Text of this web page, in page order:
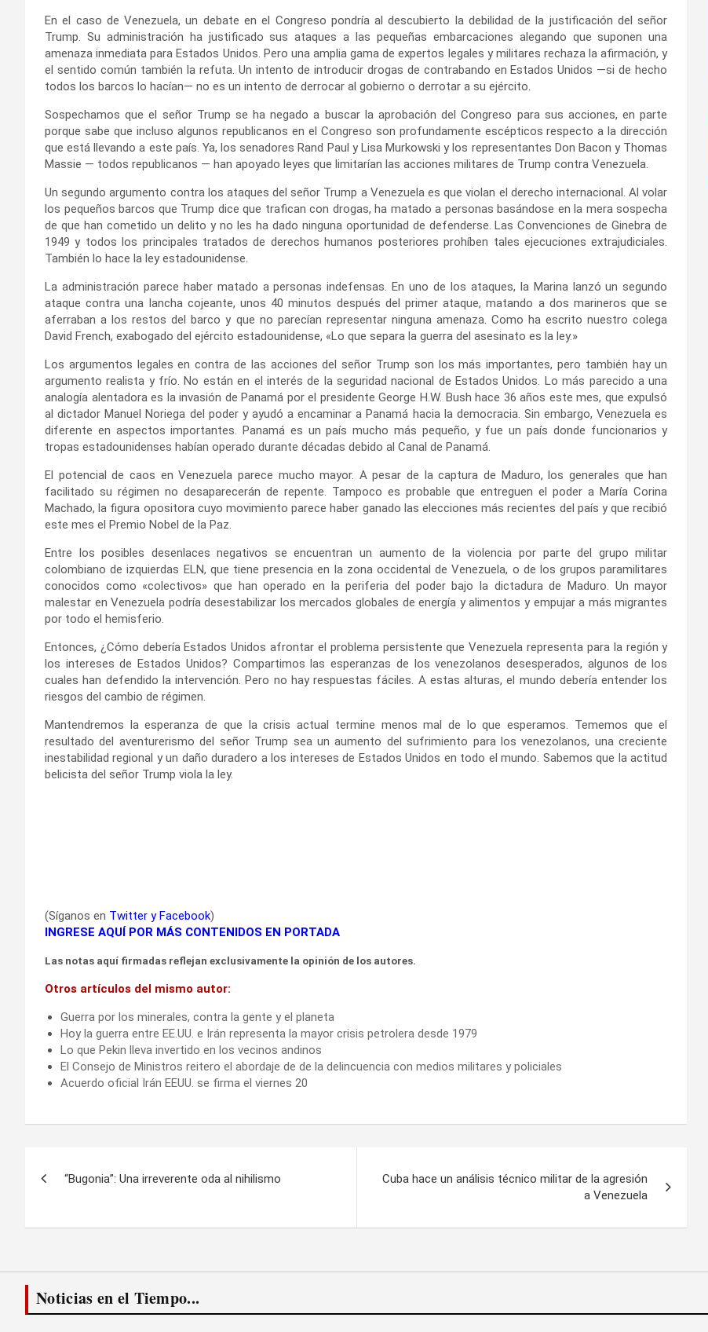
En el caso de Venezuela, un debate en el Congreso pondría al descubierto la debilidad de la justificación del señor
Trump. Su administración ha justificado sus ataques a las pequeñas embarcaciones alegando que suponen una
amenaza inmediata para Estados Unidos. Pero una amplia gama de expertos legales y militares rechaza la afirmación, y
el sentido común también la refuta. Un intento de introducir drogas de contrabando en Estados Unidos —si de hecho
todos los barcos lo hacían— no es un intento de derrocar al gobierno o derrotar a su ejército.
Sospechamos que el señor Trump se ha negado a buscar la aprobación del Congreso para sus acciones, en parte
porque sabe que incluso algunos republicanos en el Congreso son profundamente escépticos respecto a la dirección
que está llevando a este país. Ya, los senadores Rand Paul y Lisa Murkowski y los representantes Don Bacon y Thomas
Massie — todos republicanos — han apoyado leyes que limitarían las acciones militares de Trump contra Venezuela.
Un segundo argumento contra los ataques del señor Trump a Venezuela es que violan el derecho internacional. Al volar
los pequeños barcos que Trump dice que trafican con drogas, ha matado a personas basándose en la mera sospecha
de que han cometido un delito y no les ha dado ninguna oportunidad de defenderse. Las Convenciones de Ginebra de
1949 y todos los principales tratados de derechos humanos posteriores prohíben tales ejecuciones extrajudiciales.
También lo hace la ley estadounidense.
La administración parece haber matado a personas indefensas. En uno de los ataques, la Marina lanzó un segundo
ataque contra una lancha cojeante, unos 40 minutos después del primer ataque, matando a dos marineros que se
aferraban a los restos del barco y que no parecían representar ninguna amenaza. Como ha escrito nuestro colega
David French, exabogado del ejército estadounidense, «Lo que separa la guerra del asesinato es la ley.»
Los argumentos legales en contra de las acciones del señor Trump son los más importantes, pero también hay un
argumento realista y frío. No están en el interés de la seguridad nacional de Estados Unidos. Lo más parecido a una
analogía alentadora es la invasión de Panamá por el presidente George H.W. Bush hace 36 años este mes, que expulsó
al dictador Manuel Noriega del poder y ayudó a encaminar a Panamá hacia la democracia. Sin embargo, Venezuela es
diferente en aspectos importantes. Panamá es un país mucho más pequeño, y fue un país donde funcionarios y
tropas estadounidenses habían operado durante décadas debido al Canal de Panamá.
El potencial de caos en Venezuela parece mucho mayor. A pesar de la captura de Maduro, los generales que han
facilitado su régimen no desaparecerán de repente. Tampoco es probable que entreguen el poder a María Corina
Machado, la figura opositora cuyo movimiento parece haber ganado las elecciones más recientes del país y que recibió
este mes el Premio Nobel de la Paz.
Entre los posibles desenlaces negativos se encuentran un aumento de la violencia por parte del grupo militar
colombiano de izquierdas ELN, que tiene presencia en la zona occidental de Venezuela, o de los grupos paramilitares
conocidos como «colectivos» que han operado en la periferia del poder bajo la dictadura de Maduro. Un mayor
malestar en Venezuela podría desestabilizar los mercados globales de energía y alimentos y empujar a más migrantes
por todo el hemisferio.
Entonces, ¿Cómo debería Estados Unidos afrontar el problema persistente que Venezuela representa para la región y
los intereses de Estados Unidos? Compartimos las esperanzas de los venezolanos desesperados, algunos de los
cuales han defendido la intervención. Pero no hay respuestas fáciles. A estas alturas, el mundo debería entender los
riesgos del cambio de régimen.
Mantendremos la esperanza de que la crisis actual termine menos mal de lo que esperamos. Tememos que el
resultado del aventurerismo del señor Trump sea un aumento del sufrimiento para los venezolanos, una creciente
inestabilidad regional y un daño duradero a los intereses de Estados Unidos en todo el mundo. Sabemos que la actitud
belicista del señor Trump viola la ley.
(Síganos en Twitter yFacebook)
INGRESE AQUÍ POR MÁS CONTENIDOS EN PORTADA
Las notas aquí firmadas reflejan exclusivamente la opinión de los autores.
Otros artículos del mismo autor:
Guerra por los minerales, contra la gente y el planeta
Hoy la guerra entre EE.UU. e Irán representa la mayor crisis petrolera desde 1979
Lo que Pekin lleva invertido en los vecinos andinos
El Consejo de Ministros reitero el abordaje de de la delincuencia con medios militares y policiales
Acuerdo oficial Irán EEUU. se firma el viernes 20
entradas
“Bugonia”: Una irreverente oda al nihilismo
Cuba hace un análisis técnico militar de la agresión
a Venezuela
Noticias en el Tiempo...